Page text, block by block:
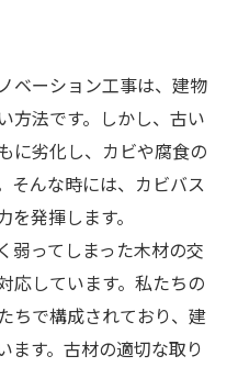
ベーション工事は、建物
方法です。しかし、古い
に劣化し、カビや腐食の
そんな時には、カビバス
発揮します。
弱ってしまった木材の交
応しています。私たちの
ちで構成されており、建
ます。古材の適切な取り